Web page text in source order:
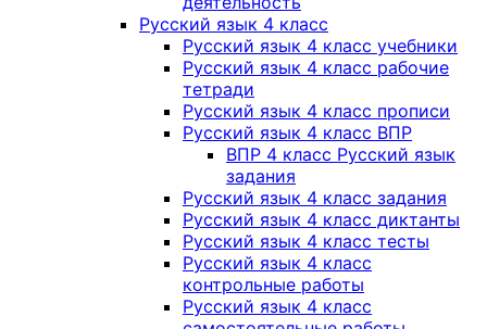
Русский язык 4 класс
Русский язык 4 класс учебники
Русский язык 4 класс рабочие
тетради
Русский язык 4 класс прописи
Русский язык 4 класс ВПР
ВПР 4 класс Русский язык
задания
Русский язык 4 класс задания
Русский язык 4 класс диктанты
Русский язык 4 класс тесты
Русский язык 4 класс
контрольные работы
Русский язык 4 класс